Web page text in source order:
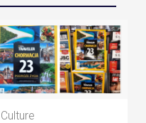
Culture